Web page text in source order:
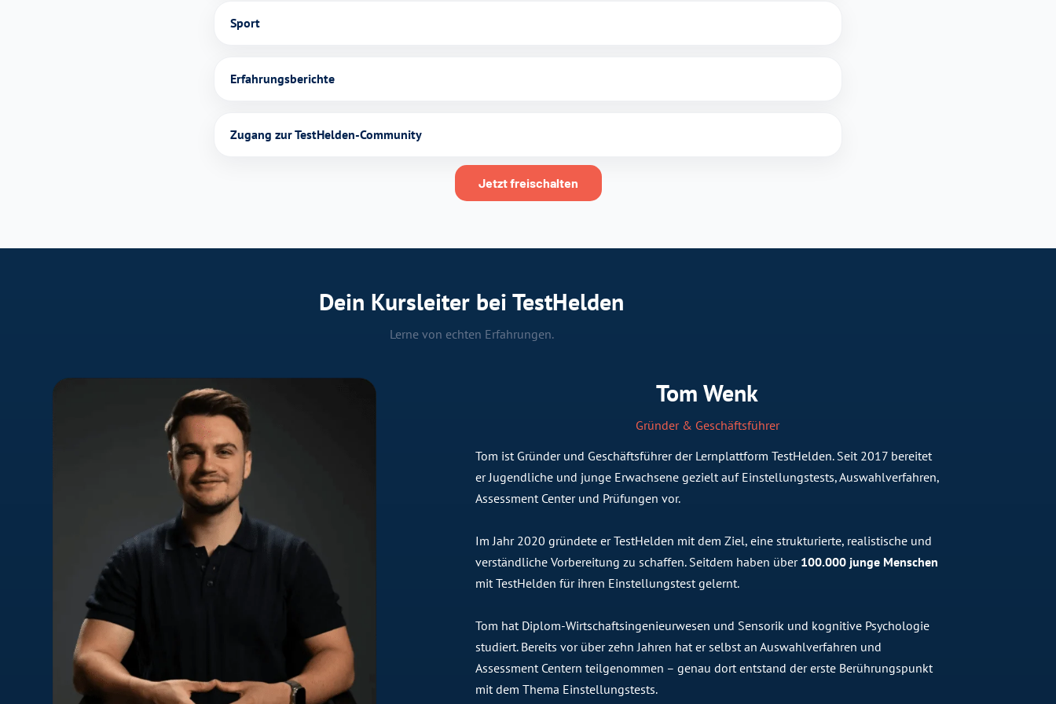
Sport
Erfahrungsberichte
Zugang zur TestHelden-Community
Jetzt freischalten
Dein Kursleiter bei TestHelden
Lerne von echten Erfahrungen.
Tom Wenk
Gründer & Geschäftsführer
Tom ist Gründer und Geschäftsführer der Lernplattform TestHelden. Seit 2017 bereitet
er Jugendliche und junge Erwachsene gezielt auf Einstellungstests, Auswahlverfahren,
Assessment Center und Prüfungen vor.
Im Jahr 2020 gründete er TestHelden mit dem Ziel, eine strukturierte, realistische und
verständliche Vorbereitung zu schaffen. Seitdem haben über 100.000 junge Menschen
mit TestHelden für ihren Einstellungstest gelernt.
Tom hat Diplom-Wirtschaftsingenieurwesen und Sensorik und kognitive Psychologie
studiert. Bereits vor über zehn Jahren hat er selbst an Auswahlverfahren und
Assessment Centern teilgenommen – genau dort entstand der erste Berührungspunkt
mit dem Thema Einstellungstests.